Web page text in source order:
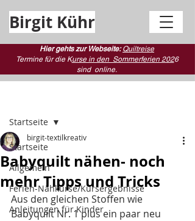
Birgit Kühr
Hier gehts zur Webseite:Quiltreise
Termine für die Kurse in den Sommerferien 2026
sind online.
Startseite
Allgemein
Ferien-Nähkurse/Kursergebnisse
Anleitungen für Kinder
Startseite
Babyquilt nähen- noch
mehr Tipps und Tricks
birgit-textilkreativ
Aus den gleichen Stoffen wie
Babyquilt Nr. 1 plus ein paar neu